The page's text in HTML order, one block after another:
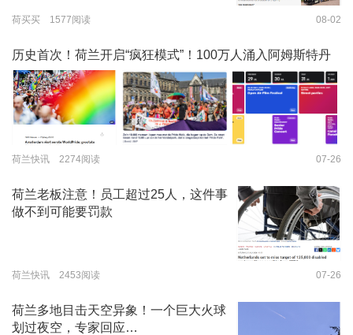
荷买买 1577阅读 08-02
历史首次！荷兰开启“疯狂模式”！100万人涌入阿姆斯特丹
荷兰快讯 2274阅读 07-26
荷兰老板注意！员工超过25人，这件事
做不到可能要罚款
荷兰快讯 2453阅读 07-26
荷兰多地目击天空异象！一个巨大火球
划过夜空，专家回应…